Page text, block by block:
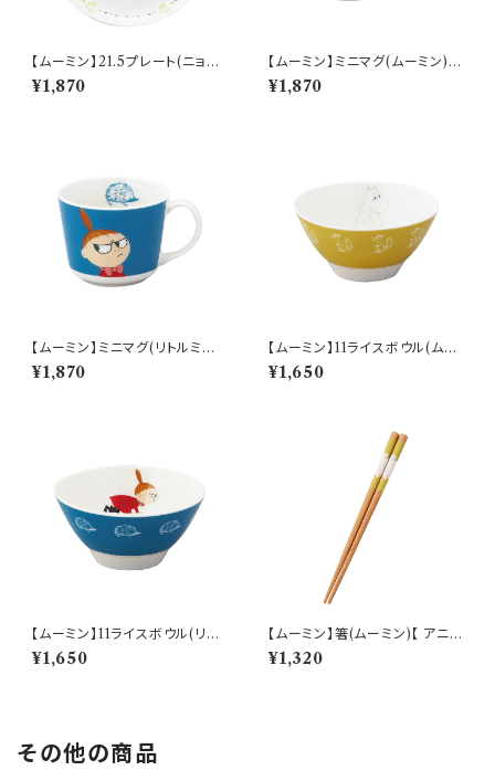
【ムーミン】21.5プレート(ニョロ
ニョロ)【 アニメーション】
¥1,870
【ムーミン】ミニマグ(ムーミン)【
アニメーション】
¥1,870
【ムーミン】ミニマグ(リトルミイ)
【 アニメーション】
¥1,870
【ムーミン】11ライスボウル(ムー
ミン)【 アニメーション】
¥1,650
【ムーミン】11ライスボウル(リト
ルミイ)【 アニメーション】
¥1,650
【ムーミン】箸(ムーミン)【 アニメ
ーション】
¥1,320
その他の商品